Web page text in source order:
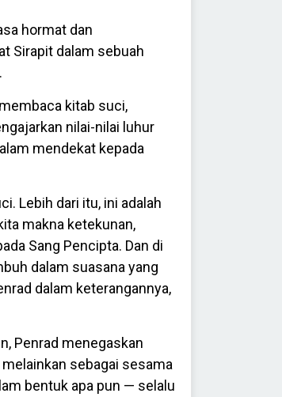
hormat dan
Sirapit dalam sebuah
kitab suci,
nilai-nilai luhur
mendekat kepada
Lebih dari itu, ini adalah
makna ketekunan,
Sang Pencipta. Dan di
dalam suasana yang
dalam keterangannya,
Penrad menegaskan
sebagai sesama
bentuk apa pun — selalu